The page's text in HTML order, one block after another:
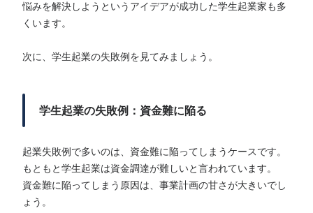
悩みを解決しようというアイデアが成功した学生起業家も多
くいます。
次に、学生起業の失敗例を見てみましょう。
学生起業の失敗例：資金難に陥る
起業失敗例で多いのは、資金難に陥ってしまうケースです。
もともと学生起業は資金調達が難しいと言われています。
資金難に陥ってしまう原因は、事業計画の甘さが大きいでし
ょう。